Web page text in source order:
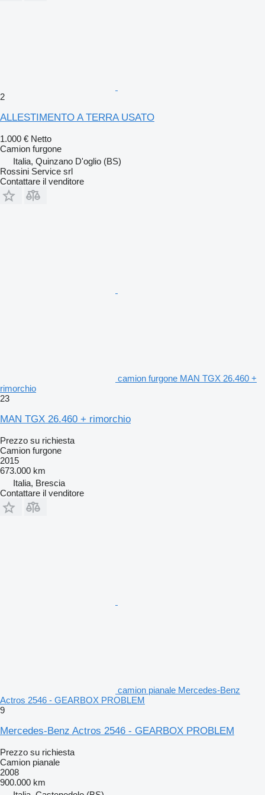
2
ALLESTIMENTO A TERRA USATO
1.000 € Netto
Camion furgone
Italia, Quinzano D'oglio (BS)
Rossini Service srl
Contattare il venditore
camion furgone MAN TGX 26.460 +
rimorchio
23
MAN TGX 26.460 + rimorchio
Prezzo su richiesta
Camion furgone
2015
673.000 km
Italia, Brescia
Contattare il venditore
camion pianale Mercedes-Benz
Actros 2546 - GEARBOX PROBLEM
9
Mercedes-Benz Actros 2546 - GEARBOX PROBLEM
Prezzo su richiesta
Camion pianale
2008
900.000 km